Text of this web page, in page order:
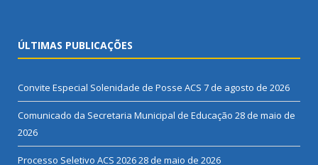
ÚLTIMAS PUBLICAÇÕES
Convite Especial Solenidade de Posse ACS 7 de agosto de 2026
Comunicado da Secretaria Municipal de Educação 28 de maio de
2026
Processo Seletivo ACS 202628 de maio de 2026